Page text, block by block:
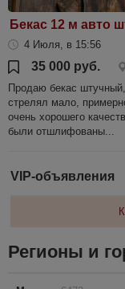
Бекас 12 м авто
4 Июля, в 15:56
35 000 руб.
Продаю бекас
стрелял мало,
очень хорошего
были отшлифованы...
VIP-объявления
Регионы и